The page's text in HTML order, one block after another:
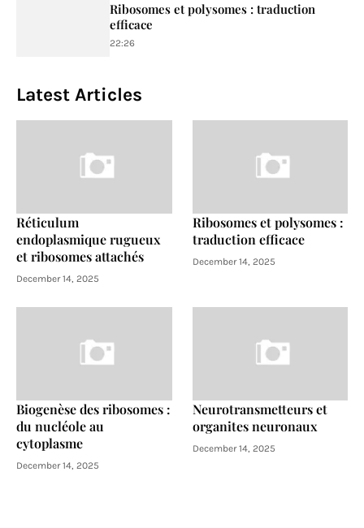
Ribosomes et polysomes : traduction
efficace
22:26
Latest Articles
Réticulum
endoplasmique rugueux
et ribosomes attachés
December 14, 2025
Ribosomes et polysomes :
traduction efficace
December 14, 2025
Biogenèse des ribosomes :
du nucléole au
cytoplasme
December 14, 2025
Neurotransmetteurs et
organites neuronaux
December 14, 2025